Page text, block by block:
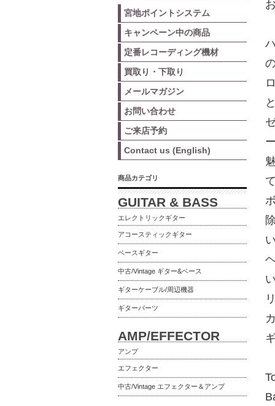
宮地ポイントシステム
キャンペーン中の商品
定番レコーディング機材
買取り・下取り
メールマガジン
お問い合わせ
ご来店予約
Contact us (English)
商品カテゴリ
GUITAR & BASS
エレクトリックギター
アコースティックギター
ベースギター
中古/Vintage ギター&ベース
ギターケーブル/周辺機器
ギターパーツ
AMP/EFFECTOR
アンプ
エフェクター
中古/Vintage エフェクター＆アンプ